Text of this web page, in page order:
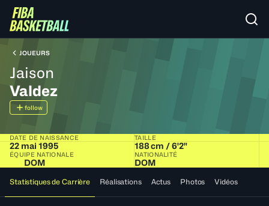
JOUEURS
Jaison
Valdez
follow
DATE DE NAISSANCE
22 mai 1995
TAILLE
188 cm / 6'2"
ÉQUIPE NATIONALE
DOM
NATIONALITÉ
DOM
Statistiques de Carrière Réalisations Actus Photos Vidéos